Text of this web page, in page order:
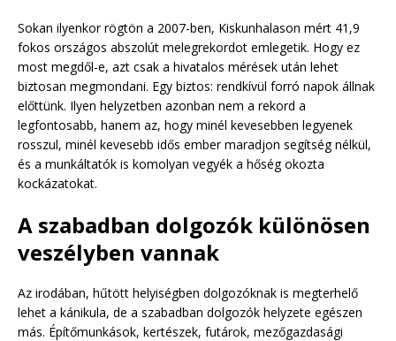
Sokan ilyenkor rögtön a 2007-ben, Kiskunhalason mért 41,9
fokos országos abszolút melegrekordot emlegetik. Hogy ez
most megdől-e, azt csak a hivatalos mérések után lehet
biztosan megmondani. Egy biztos: rendkívül forró napok állnak
előttünk. Ilyen helyzetben azonban nem a rekord a
legfontosabb, hanem az, hogy minél kevesebben legyenek
rosszul, minél kevesebb idős ember maradjon segítség nélkül,
és a munkáltatók is komolyan vegyék a hőség okozta
kockázatokat.
A szabadban dolgozók különösen
veszélyben vannak
Az irodában, hűtött helyiségben dolgozóknak is megterhelő
lehet a kánikula, de a szabadban dolgozók helyzete egészen
más. Építőmunkások, kertészek, futárok, mezőgazdasági